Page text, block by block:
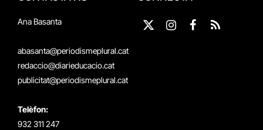
Ana Basanta
abasanta@periodismeplural.cat
redaccio@diarieducacio.cat
publicitat@periodismeplural.cat
Telèfon:
932 311 247
X
Instagram
Facebook
RSS